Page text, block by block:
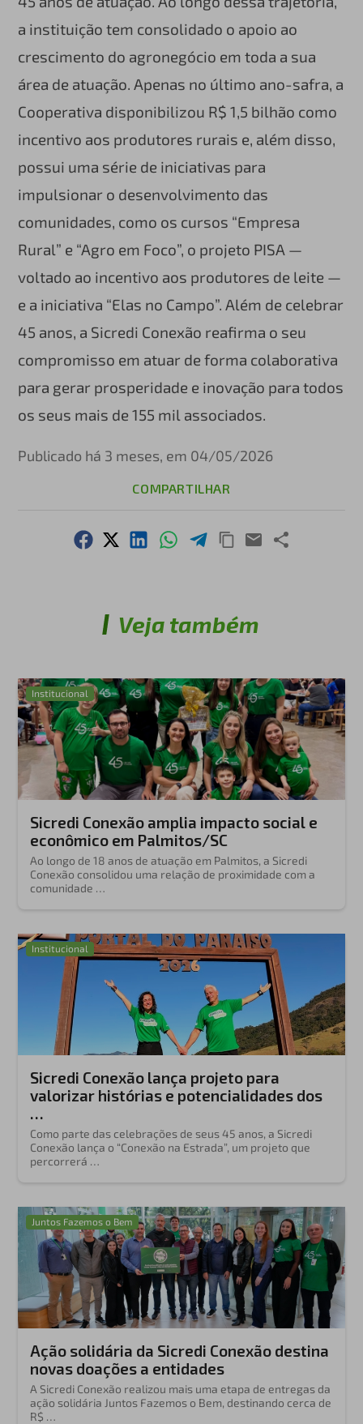
a instituição tem consolidado o apoio ao
crescimento do agronegócio em toda a sua
área de atuação. Apenas no último ano-safra, a
Cooperativa disponibilizou R$ 1,5 bilhão como
incentivo aos produtores rurais e, além disso,
possui uma série de iniciativas para
impulsionar o desenvolvimento das
comunidades, como os cursos “Empresa
Rural” e “Agro em Foco”, o projeto PISA —
voltado ao incentivo aos produtores de leite —
e a iniciativa “Elas no Campo”. Além de celebrar
45 anos, a Sicredi Conexão reafirma o seu
compromisso em atuar de forma colaborativa
para gerar prosperidade e inovação para todos
os seus mais de 155 mil associados.
Publicado há 3 meses, em 04/05/2026
COMPARTILHAR
Veja também
Institucional
Sicredi Conexão amplia impacto social e
econômico em Palmitos/SC
Ao longo de 18 anos de atuação em Palmitos, a Sicredi
Conexão consolidou uma relação de proximidade com a
comunidade …
Institucional
Sicredi Conexão lança projeto para
valorizar histórias e potencialidades dos
…
Como parte das celebrações de seus 45 anos, a Sicredi
Conexão lança o “Conexão na Estrada”, um projeto que
percorrerá …
Juntos Fazemos o Bem
Ação solidária da Sicredi Conexão destina
novas doações a entidades
A Sicredi Conexão realizou mais uma etapa de entregas da
ação solidária Juntos Fazemos o Bem, destinando cerca de
R$ …